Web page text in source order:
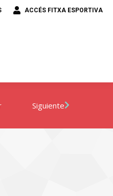
ACCÉS FITXA ESPORTIVA
Siguiente